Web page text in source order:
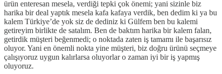
ürün enteresan mesela, verdiği tepki çok önemi; yani sizinle biz
harika bir deal yaptık mesela kafa kafaya verdik, ben dedim ki ya bu
kalem Türkiye’de yok siz de dediniz ki Gülfem ben bu kalemi
getireyim birlikte de satalım. Ben de baktım harika bir kalem falan,
getirdik müşteri beğenmedi; o noktada zaten iş tamamı ile başarısız
oluyor. Yani en önemli nokta yine müşteri, biz doğru ürünü seçmeye
çalışıyoruz uygun kalırlarsa oluyorlar o zaman iyi bir iş yapmış
oluyoruz.